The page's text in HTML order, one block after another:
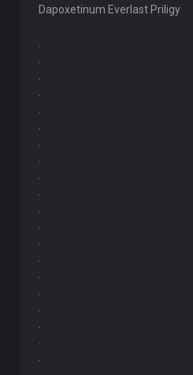
Dapoxetinum Everlast Priligy